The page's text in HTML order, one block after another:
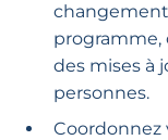
des mises à
personnes.
Coordonnez